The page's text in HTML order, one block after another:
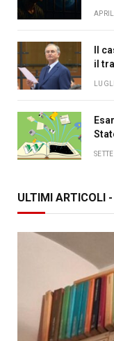
Il
il
ULTIMI ARTICOLI